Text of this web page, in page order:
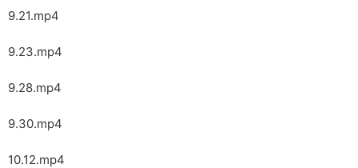
9.21.mp4
9.23.mp4
9.28.mp4
9.30.mp4
10.12.mp4